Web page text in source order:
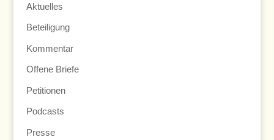
Aktuelles
Beteiligung
Kommentar
Offene Briefe
Petitionen
Podcasts
Presse